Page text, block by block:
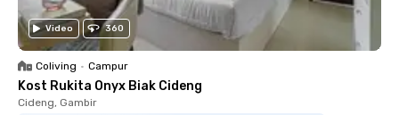
Video 360
Coliving • Campur
Kost Rukita Onyx Biak Cideng
Cideng, Gambir